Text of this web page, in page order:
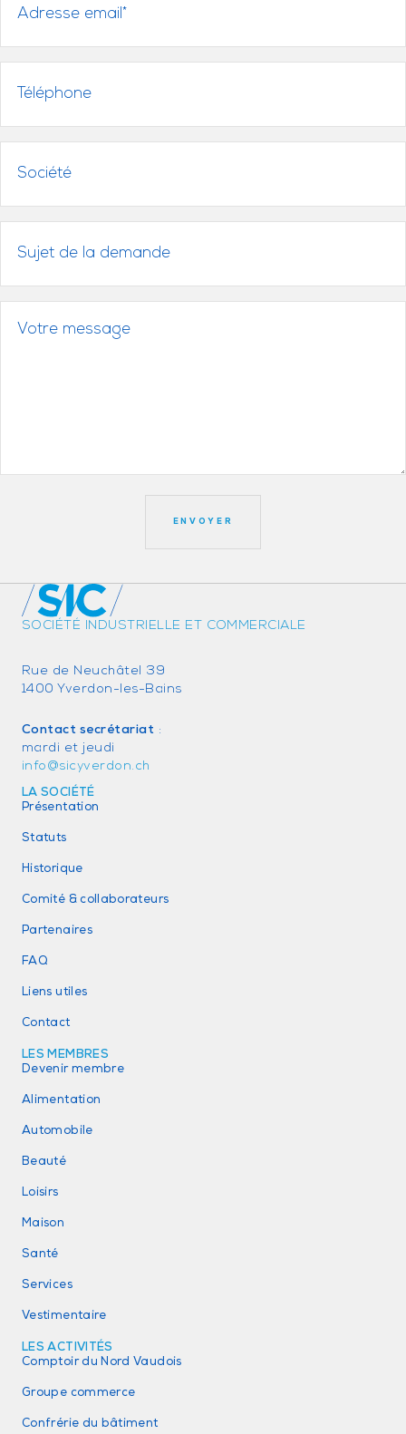
SOCIÉTÉ INDUSTRIELLE ET COMMERCIALE
Rue de Neuchâtel 39
1400 Yverdon-les-Bains
Contact secrétariat :
mardi et jeudi
info@sicyverdon.ch
LA SOCIÉTÉ
Présentation
Statuts
Historique
Comité & collaborateurs
Partenaires
FAQ
Liens utiles
Contact
LES MEMBRES
Devenir membre
Alimentation
Automobile
Beauté
Loisirs
Maison
Santé
Services
Vestimentaire
LES ACTIVITÉS
Comptoir du Nord Vaudois
Groupe commerce
Confrérie du bâtiment